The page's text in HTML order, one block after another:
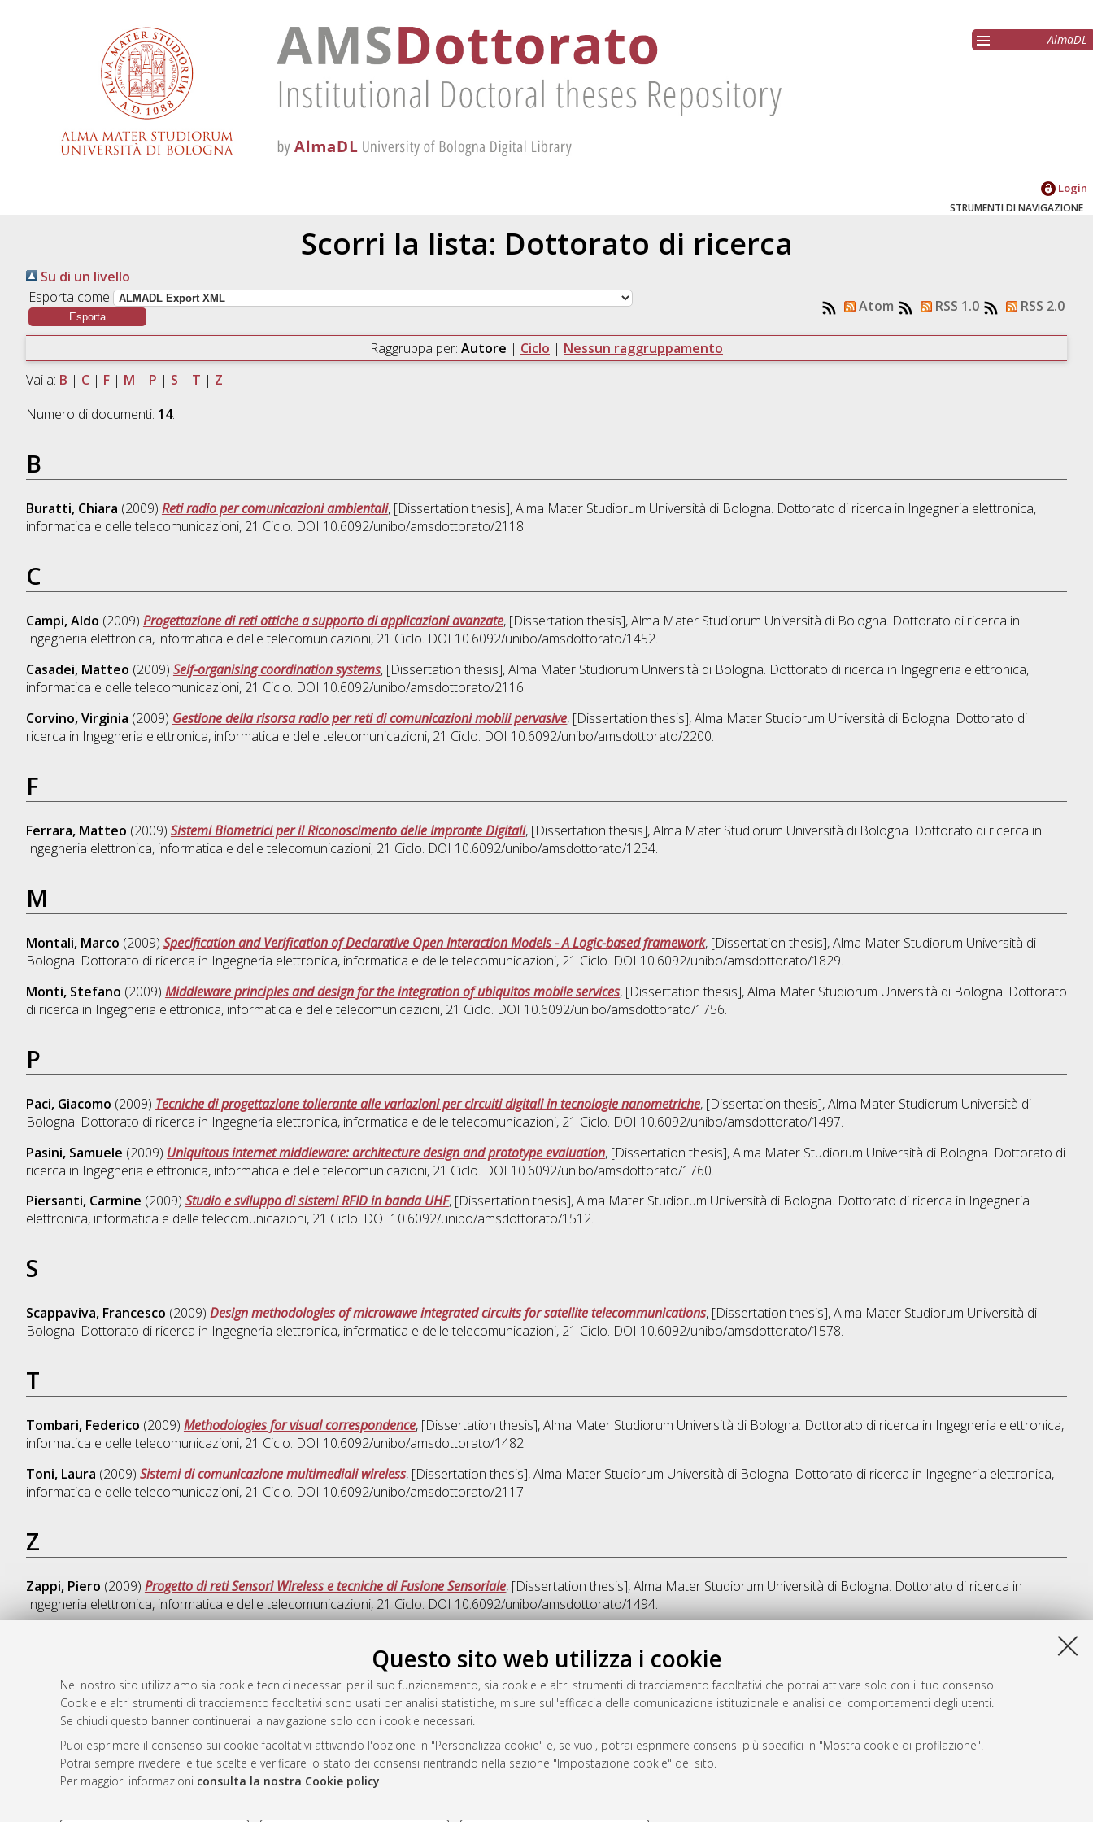
Questo sito web utilizza i cookie
Nel nostro sito utilizziamo sia cookie tecnici necessari per il suo funzionamento, sia cookie e altri strumenti di tracciamento facoltativi che potrai attivare solo con il tuo consenso.
Cookie e altri strumenti di tracciamento facoltativi sono usati per analisi statistiche, misure sull'efficacia della comunicazione istituzionale e analisi dei comportamenti degli utenti.
Se chiudi questo banner continuerai la navigazione solo con i cookie necessari.
Puoi esprimere il consenso sui cookie facoltativi attivando l'opzione in "Personalizza cookie" e, se vuoi, potrai esprimere consensi più specifici in "Mostra cookie di profilazione".
Potrai sempre rivedere le tue scelte e verificare lo stato dei consensi rientrando nella sezione "Impostazione cookie" del sito.
Per maggiori informazioni consulta la nostra Cookie policy.
AlmaDL
Login
STRUMENTI DI NAVIGAZIONE
Scorri la lista: Dottorato di ricerca
Su di un livello
Esporta come
Atom RSS 1.0 RSS 2.0
Raggruppa per: Autore | Ciclo | Nessun raggruppamento
Vai a: B | C| F| M | P | S | T | Z
Numero di documenti: 14.
B
Buratti, Chiara (2009) Reti radio per comunicazioni ambientali, [Dissertation thesis], Alma Mater Studiorum Università di Bologna. Dottorato di ricerca in Ingegneria elettronica,
informatica e delle telecomunicazioni, 21 Ciclo. DOI 10.6092/unibo/amsdottorato/2118.
C
Campi, Aldo (2009) Progettazione di reti ottiche a supporto di applicazioni avanzate, [Dissertation thesis], Alma Mater Studiorum Università di Bologna. Dottorato di ricerca in
Ingegneria elettronica, informatica e delle telecomunicazioni, 21 Ciclo. DOI 10.6092/unibo/amsdottorato/1452.
Casadei, Matteo (2009) Self-organising coordination systems, [Dissertation thesis], Alma Mater Studiorum Università di Bologna. Dottorato di ricerca in Ingegneria elettronica,
informatica e delle telecomunicazioni, 21 Ciclo. DOI 10.6092/unibo/amsdottorato/2116.
Corvino, Virginia (2009) Gestione della risorsa radio per reti di comunicazioni mobili pervasive, [Dissertation thesis], Alma Mater Studiorum Università di Bologna. Dottorato di
ricerca in Ingegneria elettronica, informatica e delle telecomunicazioni, 21 Ciclo. DOI 10.6092/unibo/amsdottorato/2200.
F
Ferrara, Matteo (2009) Sistemi Biometrici per il Riconoscimento delle Impronte Digitali, [Dissertation thesis], Alma Mater Studiorum Università di Bologna. Dottorato di ricerca in
Ingegneria elettronica, informatica e delle telecomunicazioni, 21 Ciclo. DOI 10.6092/unibo/amsdottorato/1234.
M
Montali, Marco (2009) Specification and Verification of Declarative Open Interaction Models - A Logic-based framework, [Dissertation thesis], Alma Mater Studiorum Università di
Bologna. Dottorato di ricerca in Ingegneria elettronica, informatica e delle telecomunicazioni, 21 Ciclo. DOI 10.6092/unibo/amsdottorato/1829.
Monti, Stefano (2009) Middleware principles and design for the integration of ubiquitos mobile services, [Dissertation thesis], Alma Mater Studiorum Università di Bologna. Dottorato
di ricerca in Ingegneria elettronica, informatica e delle telecomunicazioni, 21 Ciclo. DOI 10.6092/unibo/amsdottorato/1756.
P
Paci, Giacomo (2009) Tecniche di progettazione tollerante alle variazioni per circuiti digitali in tecnologie nanometriche, [Dissertation thesis], Alma Mater Studiorum Università di
Bologna. Dottorato di ricerca in Ingegneria elettronica, informatica e delle telecomunicazioni, 21 Ciclo. DOI 10.6092/unibo/amsdottorato/1497.
Pasini, Samuele (2009) Uniquitous internet middleware: architecture design and prototype evaluation, [Dissertation thesis], Alma Mater Studiorum Università di Bologna. Dottorato di
ricerca in Ingegneria elettronica, informatica e delle telecomunicazioni, 21 Ciclo. DOI 10.6092/unibo/amsdottorato/1760.
Piersanti, Carmine (2009) Studio e sviluppo di sistemi RFID in banda UHF, [Dissertation thesis], Alma Mater Studiorum Università di Bologna. Dottorato di ricerca in Ingegneria
elettronica, informatica e delle telecomunicazioni, 21 Ciclo. DOI 10.6092/unibo/amsdottorato/1512.
S
Scappaviva, Francesco (2009) Design methodologies of microwawe integrated circuits for satellite telecommunications, [Dissertation thesis], Alma Mater Studiorum Università di
Bologna. Dottorato di ricerca in Ingegneria elettronica, informatica e delle telecomunicazioni, 21 Ciclo. DOI 10.6092/unibo/amsdottorato/1578.
T
Tombari, Federico (2009) Methodologies for visual correspondence, [Dissertation thesis], Alma Mater Studiorum Università di Bologna. Dottorato di ricerca in Ingegneria elettronica,
informatica e delle telecomunicazioni, 21 Ciclo. DOI 10.6092/unibo/amsdottorato/1482.
Toni, Laura (2009) Sistemi di comunicazione multimediali wireless, [Dissertation thesis], Alma Mater Studiorum Università di Bologna. Dottorato di ricerca in Ingegneria elettronica,
informatica e delle telecomunicazioni, 21 Ciclo. DOI 10.6092/unibo/amsdottorato/2117.
Z
Zappi, Piero (2009) Progetto di reti Sensori Wireless e tecniche di Fusione Sensoriale, [Dissertation thesis], Alma Mater Studiorum Università di Bologna. Dottorato di ricerca in
Ingegneria elettronica, informatica e delle telecomunicazioni, 21 Ciclo. DOI 10.6092/unibo/amsdottorato/1494.
Questa lista e' stata generata il Thu Aug 6 20:41:04 2026 CEST.
Atom
Rss 1.0
Rss 2.0
AMS Dottorato
ISSN: 2038-7946
Servizio implementato e gestito da
Impostazioni Cookie
Informativa sulla privacy
Condizioni d’uso del sito